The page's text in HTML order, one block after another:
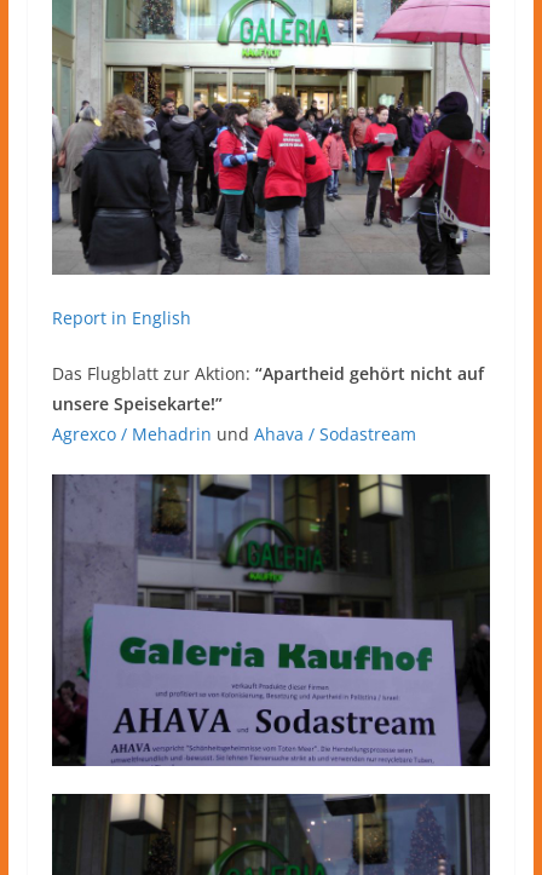
Report in English
Das Flugblatt zur Aktion: “Apartheid gehört nicht auf
unsere Speisekarte!”
Agrexco / Mehadrin und Ahava / Sodastream